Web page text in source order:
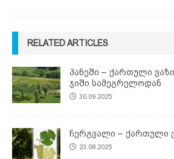
RELATED ARTICLES
პანეში – ქართული
ჯიში სამეგრელოდან
30.09.2025
ჩერგვალი – ქართული
23.08.2025